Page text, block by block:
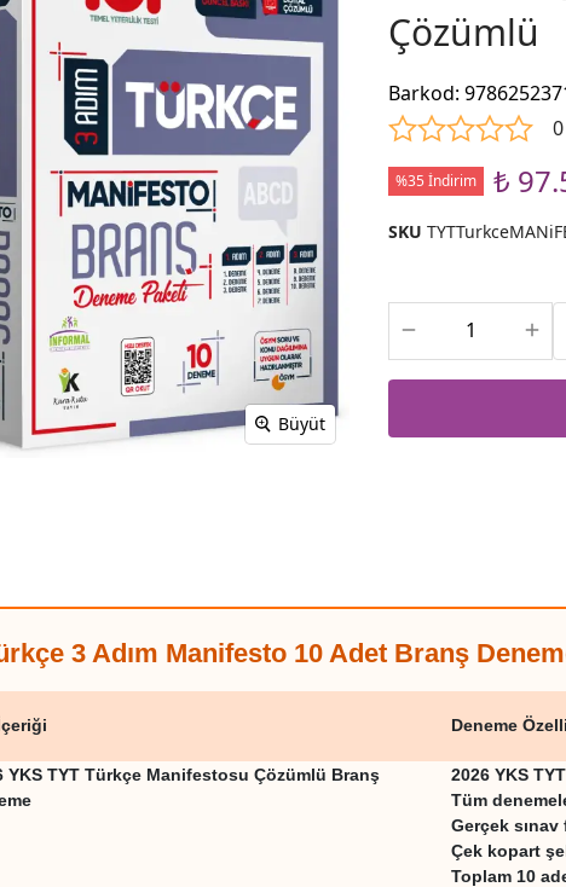
Büyüt
Çözümlü
Barkod:
%35 İndirim ₺
SKU
3 Adım Manifesto 10 Adet Branş
Deneme
YKS TYT Türkçe Manifestosu Çözümlü Branş
2026 YKS
Tüm
Gerçek sınav
Çek kopart
Toplam 10